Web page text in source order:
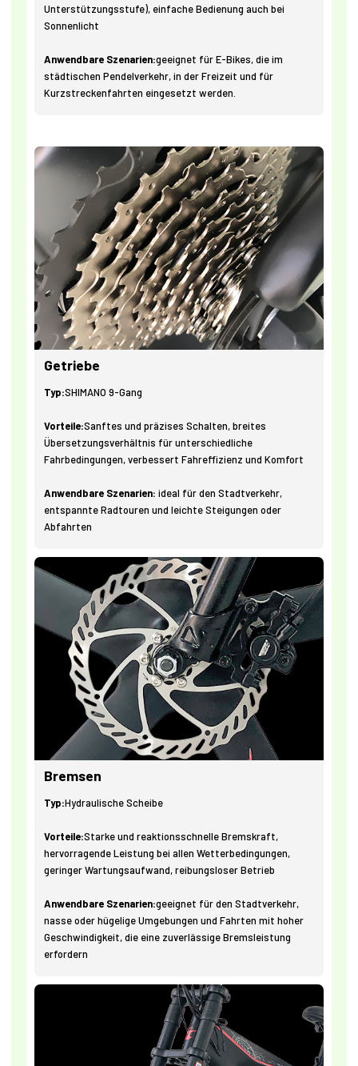
Unterstützungsstufe), einfache Bedienung auch bei
Sonnenlicht
Anwendbare Szenarien:geeignet für E-Bikes, die im
städtischen Pendelverkehr, in der Freizeit und für
Kurzstreckenfahrten eingesetzt werden.
Getriebe
Typ:SHIMANO 9-Gang
Vorteile:Sanftes und präzises Schalten, breites
Übersetzungsverhältnis für unterschiedliche
Fahrbedingungen, verbessert Fahreffizienz und Komfort
Anwendbare Szenarien:ideal für den Stadtverkehr,
entspannte Radtouren und leichte Steigungen oder
Abfahrten
Bremsen
Typ:Hydraulische Scheibe
Vorteile:Starke und reaktionsschnelle Bremskraft,
hervorragende Leistung bei allen Wetterbedingungen,
geringer Wartungsaufwand, reibungsloser Betrieb
Anwendbare Szenarien:geeignet für den Stadtverkehr,
nasse oder hügelige Umgebungen und Fahrten mit hoher
Geschwindigkeit, die eine zuverlässige Bremsleistung
erfordern